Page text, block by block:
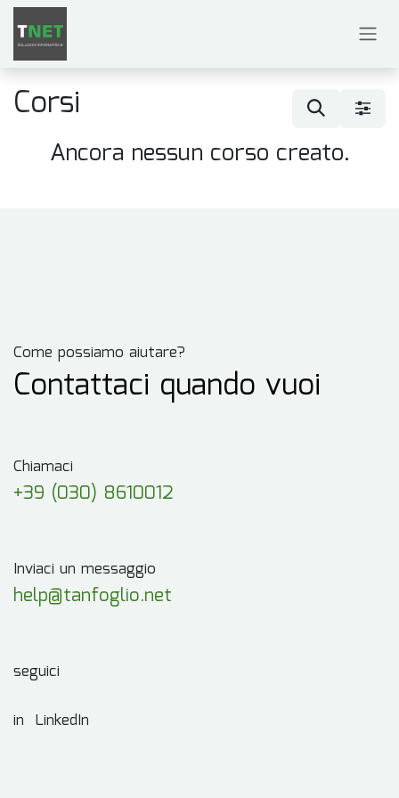
Passa al contenuto
Corsi
Ancora nessun corso creato.
Come possiamo aiutare?
Contattaci quando vuoi
Chiamaci
+39 (030) 8610012
Inviaci un messaggio
help@tanfoglio.net
seguici
in LinkedIn